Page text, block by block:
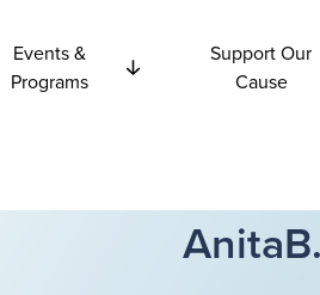
Events &
Programs
Support Our
Cause